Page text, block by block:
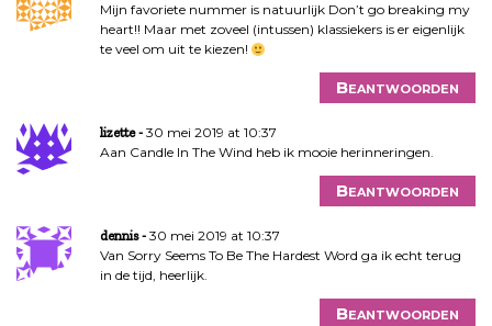
Mijn favoriete nummer is natuurlijk Don’t go breaking my
heart!! Maar met zoveel (intussen) klassiekers is er eigenlijk
te veel om uit te kiezen!
Beantwoorden
lizette
30 mei 2019 at 10:37
Aan Candle In The Wind heb ik mooie herinneringen.
Beantwoorden
dennis
30 mei 2019 at 10:37
Van Sorry Seems To Be The Hardest Word ga ik echt terug
in de tijd, heerlijk.
Beantwoorden